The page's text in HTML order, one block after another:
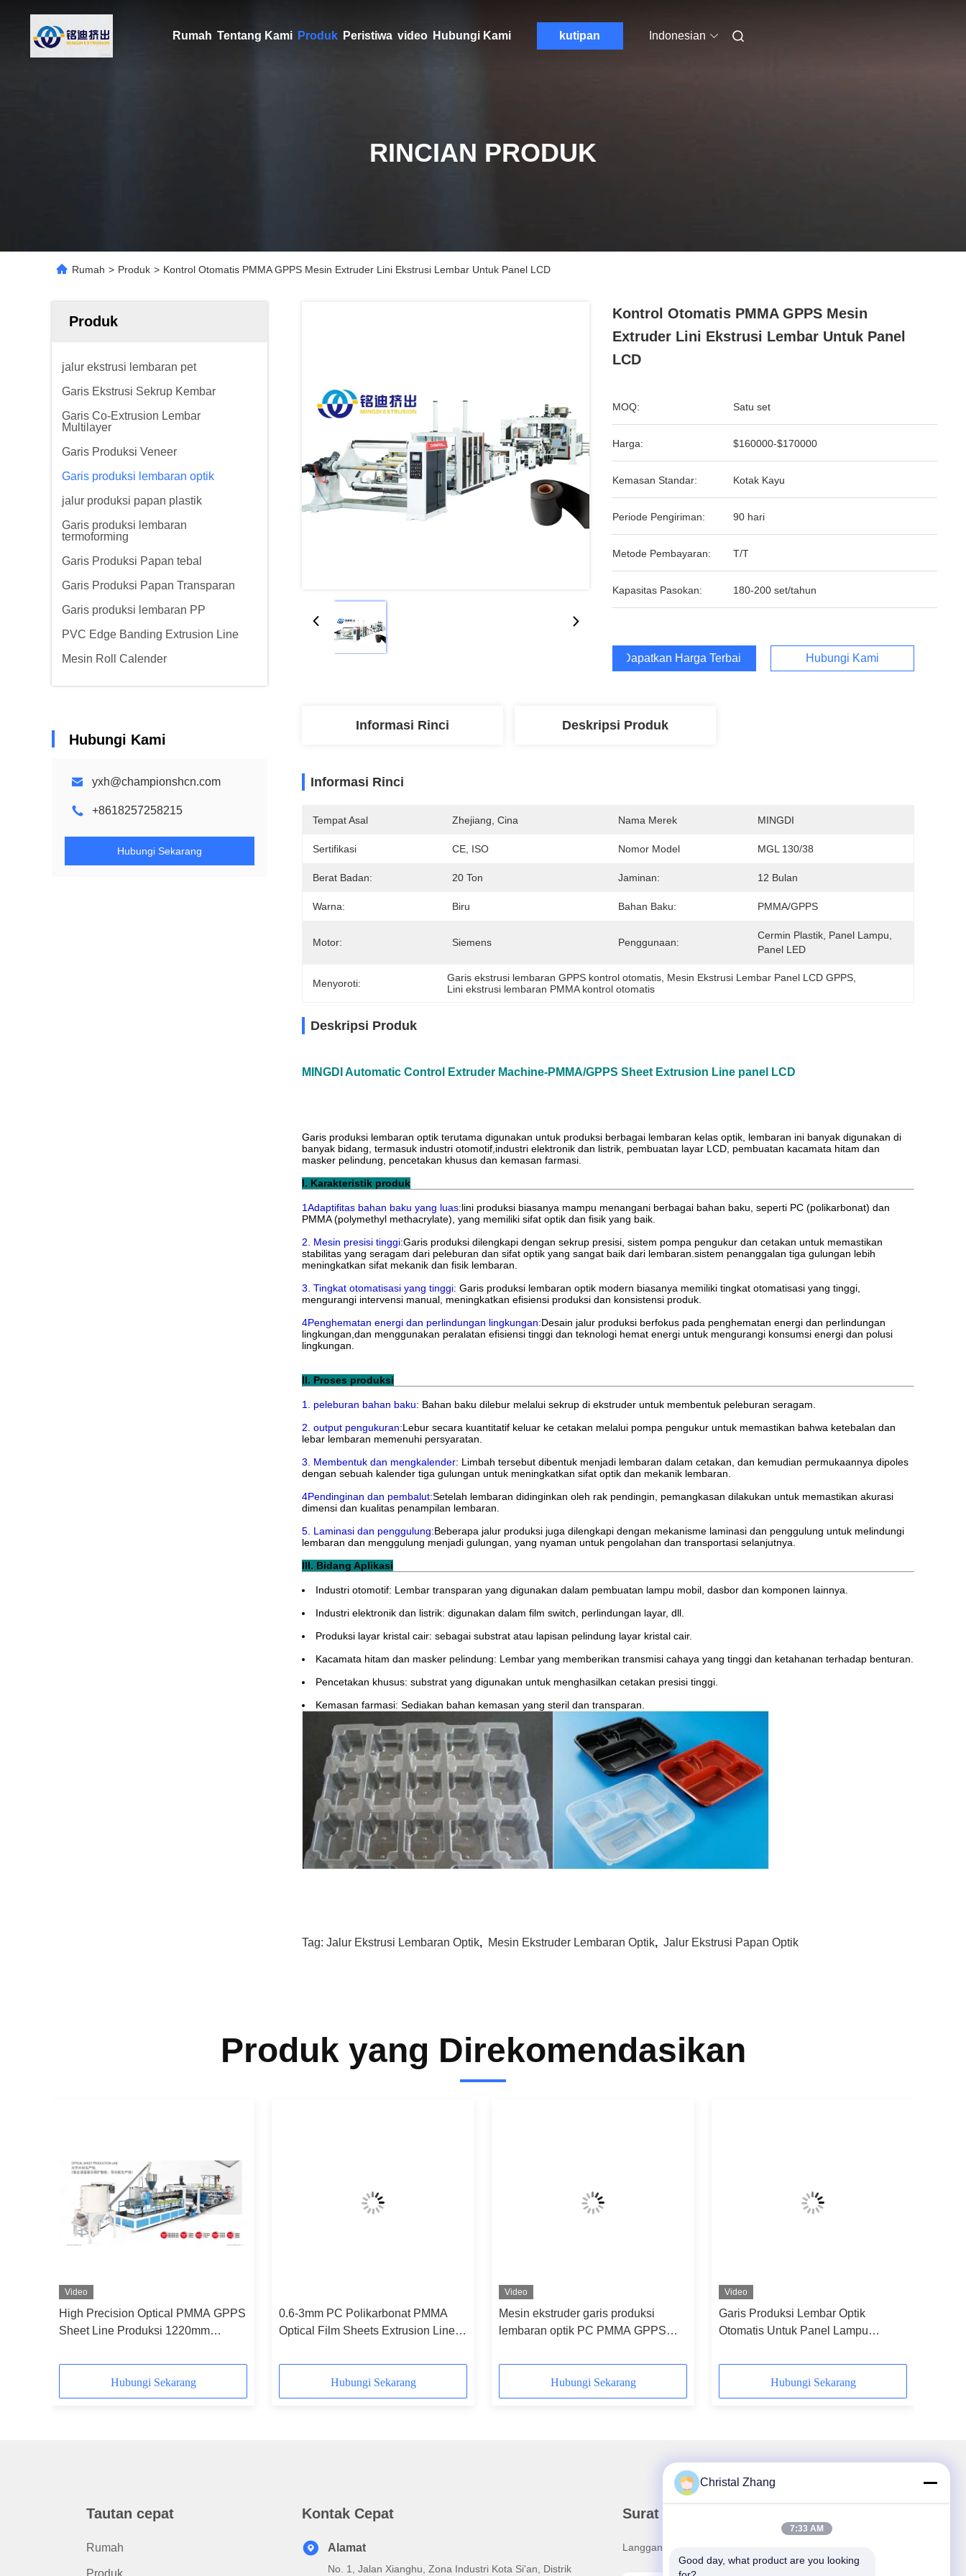
Rumah Tentang Kami Produk Peristiwa video Hubungi Kami kutipan Indonesian
RINCIAN PRODUK
Rumah > Produk > Kontrol Otomatis PMMA GPPS Mesin Extruder Lini Ekstrusi Lembar Untuk Panel LCD
Produk
jalur ekstrusi lembaran pet
Garis Ekstrusi Sekrup Kembar
Garis Co-Extrusion Lembar
Multilayer
Garis Produksi Veneer
Garis produksi lembaran optik
jalur produksi papan plastik
Garis produksi lembaran
termoforming
Garis Produksi Papan tebal
Garis Produksi Papan Transparan
Garis produksi lembaran PP
PVC Edge Banding Extrusion Line
Mesin Roll Calender
Hubungi Kami
yxh@championshcn.com
+8618257258215
Hubungi Sekarang
Kontrol Otomatis PMMA GPPS Mesin
Extruder Lini Ekstrusi Lembar Untuk Panel
LCD
MOQ: Satu set
Harga: $160000-$170000
Kemasan Standar: Kotak Kayu
Periode Pengiriman: 90 hari
Metode Pembayaran: T/T
Kapasitas Pasokan: 180-200 set/tahun
Dapatkan Harga Terbaik Hubungi Kami
Informasi Rinci Deskripsi Produk
Informasi Rinci
Tempat Asal Zhejiang, Cina Nama Merek MINGDI
Sertifikasi CE, ISO Nomor Model MGL 130/38
Berat Badan: 20 Ton Jaminan: 12 Bulan
Warna: Biru Bahan Baku: PMMA/GPPS
Motor: Siemens Penggunaan:
Cermin Plastik, Panel Lampu,
Panel LED
Menyoroti: Garis ekstrusi lembaran GPPS kontrol otomatis Mesin Ekstrusi Lembar Panel LCD GPPS
Lini ekstrusi lembaran PMMA kontrol otomatis
Deskripsi Produk
MINGDI Automatic Control Extruder Machine-PMMA/GPPS Sheet Extrusion Line panel LCD
Garis produksi lembaran optik terutama digunakan untuk produksi berbagai lembaran kelas optik, lembaran ini banyak digunakan di
banyak bidang, termasuk industri otomotif,industri elektronik dan listrik, pembuatan layar LCD, pembuatan kacamata hitam dan
masker pelindung, pencetakan khusus dan kemasan farmasi.
I. Karakteristik produk
1Adaptifitas bahan baku yang luas:lini produksi biasanya mampu menangani berbagai bahan baku, seperti PC (polikarbonat) dan
PMMA (polymethyl methacrylate), yang memiliki sifat optik dan fisik yang baik.
2. Mesin presisi tinggi:Garis produksi dilengkapi dengan sekrup presisi, sistem pompa pengukur dan cetakan untuk memastikan
stabilitas yang seragam dari peleburan dan sifat optik yang sangat baik dari lembaran.sistem penanggalan tiga gulungan lebih
meningkatkan sifat mekanik dan fisik lembaran.
3. Tingkat otomatisasi yang tinggi: Garis produksi lembaran optik modern biasanya memiliki tingkat otomatisasi yang tinggi,
mengurangi intervensi manual, meningkatkan efisiensi produksi dan konsistensi produk.
4Penghematan energi dan perlindungan lingkungan:Desain jalur produksi berfokus pada penghematan energi dan perlindungan
lingkungan,dan menggunakan peralatan efisiensi tinggi dan teknologi hemat energi untuk mengurangi konsumsi energi dan polusi
lingkungan.
II. Proses produksi
1. peleburan bahan baku: Bahan baku dilebur melalui sekrup di ekstruder untuk membentuk peleburan seragam.
2. output pengukuran:Lebur secara kuantitatif keluar ke cetakan melalui pompa pengukur untuk memastikan bahwa ketebalan dan
lebar lembaran memenuhi persyaratan.
3. Membentuk dan mengkalender: Limbah tersebut dibentuk menjadi lembaran dalam cetakan, dan kemudian permukaannya dipoles
dengan sebuah kalender tiga gulungan untuk meningkatkan sifat optik dan mekanik lembaran.
4Pendinginan dan pembalut:Setelah lembaran didinginkan oleh rak pendingin, pemangkasan dilakukan untuk memastikan akurasi
dimensi dan kualitas penampilan lembaran.
5. Laminasi dan penggulung:Beberapa jalur produksi juga dilengkapi dengan mekanisme laminasi dan penggulung untuk melindungi
lembaran dan menggulung menjadi gulungan, yang nyaman untuk pengolahan dan transportasi selanjutnya.
III. Bidang Aplikasi
Industri otomotif: Lembar transparan yang digunakan dalam pembuatan lampu mobil, dasbor dan komponen lainnya.
Industri elektronik dan listrik: digunakan dalam film switch, perlindungan layar, dll.
Produksi layar kristal cair: sebagai substrat atau lapisan pelindung layar kristal cair.
Kacamata hitam dan masker pelindung: Lembar yang memberikan transmisi cahaya yang tinggi dan ketahanan terhadap benturan.
Pencetakan khusus: substrat yang digunakan untuk menghasilkan cetakan presisi tinggi.
Kemasan farmasi: Sediakan bahan kemasan yang steril dan transparan.
Tag: Jalur Ekstrusi Lembaran Optik, Mesin Ekstruder Lembaran Optik, Jalur Ekstrusi Papan Optik
Produk yang Direkomendasikan
Video
High Precision Optical PMMA GPPS
Sheet Line Produksi 1220mm
Hubungi Sekarang
0.6-3mm PC Polikarbonat PMMA
Optical Film Sheets Extrusion Line
Hubungi Sekarang
Video
Mesin ekstruder garis produksi
lembaran optik PC PMMA GPPS
Hubungi Sekarang
Video
Garis Produksi Lembar Optik
Otomatis Untuk Panel Lampu
Hubungi Sekarang
Tautan cepat
Rumah
Produk
Kontak Cepat
Alamat
No. 1, Jalan Xianghu, Zona Industri Kota Si'an, Distrik
Surat Kabar Kami
Langganan buletin kami untuk diskon dan banyak lagi.
Christal Zhang
7:33 AM
Good day, what product are you looking